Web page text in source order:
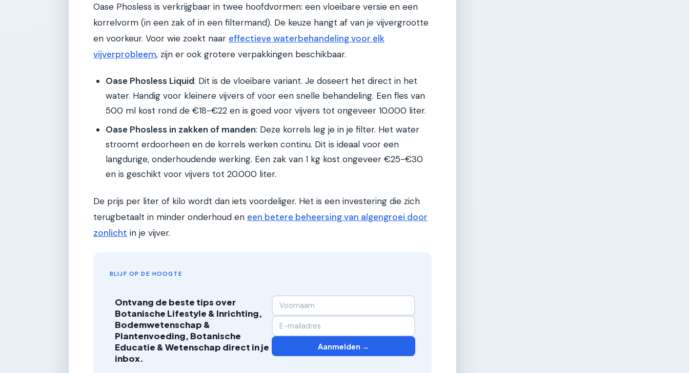
Oase Phosless is verkrijgbaar in twee hoofdvormen: een vloeibare versie en een
korrelvorm (in een zak of in een filtermand). De keuze hangt af van je vijvergrootte
en voorkeur. Voor wie zoekt naar effectieve waterbehandeling voor elk
vijverprobleem, zijn er ook grotere verpakkingen beschikbaar.
Oase Phosless Liquid: Dit is de vloeibare variant. Je doseert het direct in het
water. Handig voor kleinere vijvers of voor een snelle behandeling. Een fles van
500 ml kost rond de €18-€22 en is goed voor vijvers tot ongeveer 10.000 liter.
Oase Phosless in zakken of manden: Deze korrels leg je in je filter. Het water
stroomt erdoorheen en de korrels werken continu. Dit is ideaal voor een
langdurige, onderhoudende werking. Een zak van 1 kg kost ongeveer €25-€30
en is geschikt voor vijvers tot 20.000 liter.
De prijs per liter of kilo wordt dan iets voordeliger. Het is een investering die zich
terugbetaalt in minder onderhoud en een betere beheersing van algengroei door
zonlicht in je vijver.
BLIJF OP DE HOOGTE
Ontvang de beste tips over
Botanische Lifestyle & Inrichting,
Bodemwetenschap &
Plantenvoeding, Botanische
Educatie & Wetenschap direct in je
inbox.
Aanmelden →